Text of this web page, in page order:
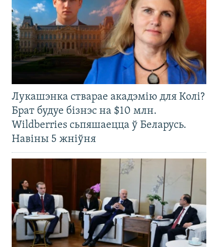
Лукашэнка стварае акадэмію для Колі?
Брат будуе бізнэс на $10 млн.
Wildberries сьпяшаецца ў Беларусь.
Навіны 5 жніўня